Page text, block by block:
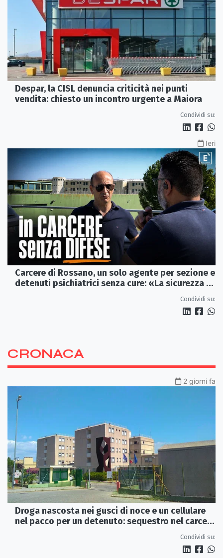
Despar, la CISL denuncia criticità nei punti
vendita: chiesto un incontro urgente a Maiora
Condividi su:
Ieri
Carcere di Rossano, un solo agente per sezione e
detenuti psichiatrici senza cure: «La sicurezza è
Condividi su:
CRONACA
2 giorni fa
Droga nascosta nei gusci di noce e un cellulare
nel pacco per un detenuto: sequestro nel carcere
Condividi su: